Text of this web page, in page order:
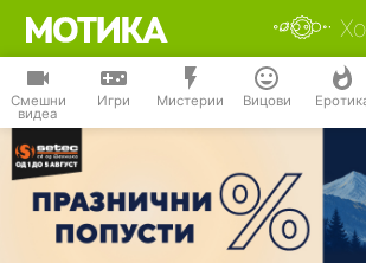
Смешни
видеа
Игри Мистерии Вицови